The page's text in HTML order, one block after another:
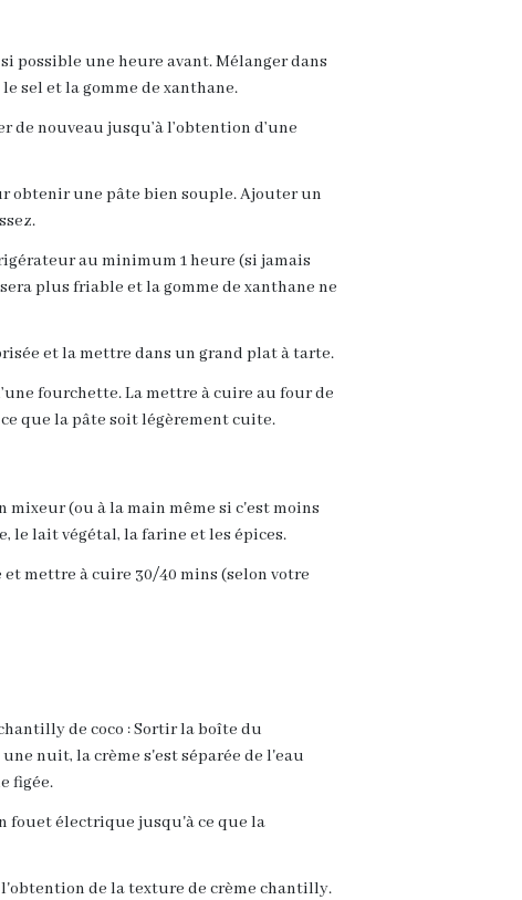
possible une heure avant. Mélanger dans
sel et la gomme de xanthane.
nouveau jusqu’à l’obtention d’une
obtenir une pâte bien souple. Ajouter un
au minimum 1 heure (si jamais
plus friable et la gomme de xanthane ne
et la mettre dans un grand plat à tarte.
fourchette. La mettre à cuire au four de
que la pâte soit légèrement cuite.
mixeur (ou à la main même si c'est moins
le lait végétal, la farine et les épices.
mettre à cuire 30/40 mins (selon votre
de coco : Sortir la boîte du
nuit, la crème s'est séparée de l'eau
figée.
fouet électrique jusqu'à ce que la
de la texture de crème chantilly.